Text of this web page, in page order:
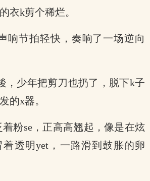
衣k剪个稀烂。
响节拍轻快，奏响了一场逆向
，少年把剪刀也扔了，脱下k子
的x器。
着粉se，正高高翘起，像是在炫
透明yet，一路滑到鼓胀的卵